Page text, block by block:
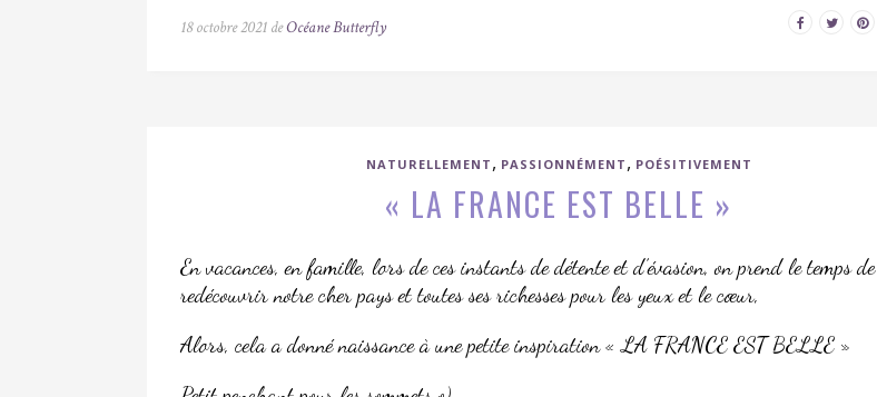
18 octobre 2021 deOcéane Butterfly
NATURELLEMENT , PASSIONNÉMENT , POÉSITIVEMENT
« LA FRANCE EST BELLE »
En vacances, en famille, lors de ces instants de détente et d’évasion, on prend le temps de
redécouvrir notre cher pays et toutes ses richesses pour les yeux et le cœur,
Alors, cela a donné naissance à une petite inspiration « LA FRANCE EST BELLE »